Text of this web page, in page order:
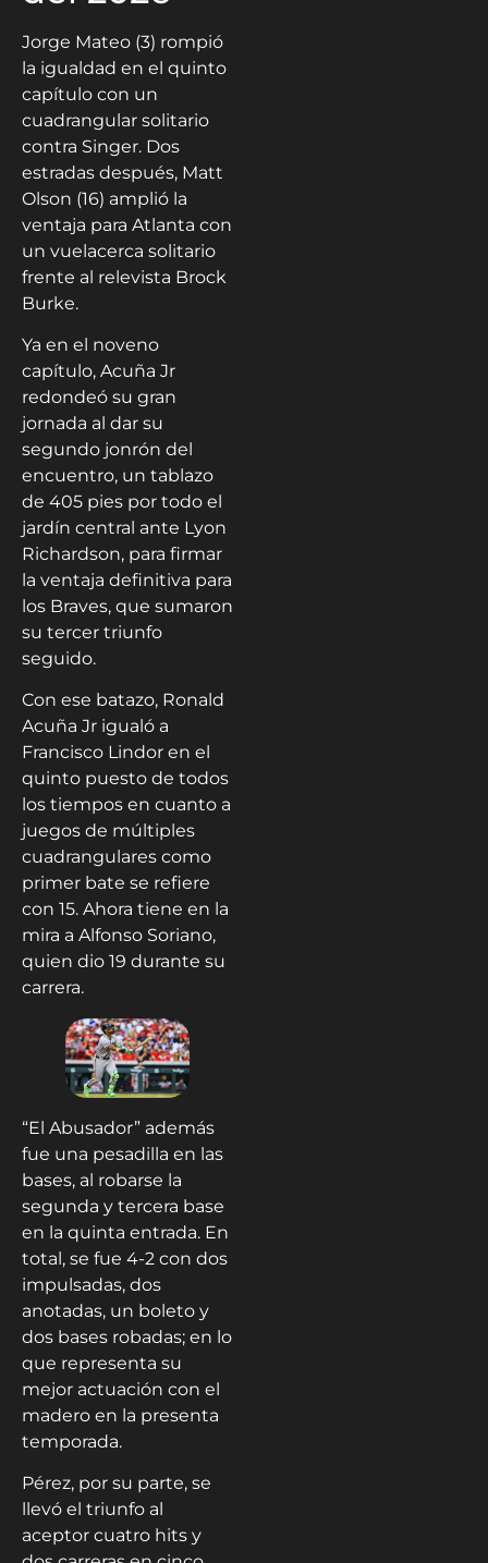
Jorge Mateo (3) rompió
la igualdad en el quinto
capítulo con un
cuadrangular solitario
contra Singer. Dos
estradas después, Matt
Olson (16) amplió la
ventaja para Atlanta con
un vuelacerca solitario
frente al relevista Brock
Burke.
Ya en el noveno
capítulo, Acuña Jr
redondeó su gran
jornada al dar su
segundo jonrón del
encuentro, un tablazo
de 405 pies por todo el
jardín central ante Lyon
Richardson, para firmar
la ventaja definitiva para
los Braves, que sumaron
su tercer triunfo
seguido.
Con ese batazo, Ronald
Acuña Jr igualó a
Francisco Lindor en el
quinto puesto de todos
los tiempos en cuanto a
juegos de múltiples
cuadrangulares como
primer bate se refiere
con 15. Ahora tiene en la
mira a Alfonso Soriano,
quien dio 19 durante su
carrera.
“El Abusador” además
fue una pesadilla en las
bases, al robarse la
segunda y tercera base
en la quinta entrada. En
total, se fue 4-2 con dos
impulsadas, dos
anotadas, un boleto y
dos bases robadas; en lo
que representa su
mejor actuación con el
madero en la presenta
temporada.
Pérez, por su parte, se
llevó el triunfo al
aceptor cuatro hits y